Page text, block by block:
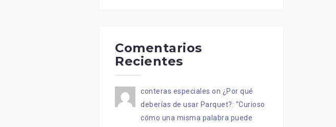
Comentarios
Recientes
conteras especiales on ¿Por qué
deberías de usar Parquet?: “Curioso
cómo una misma palabra puede